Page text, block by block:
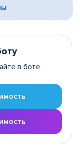
в боте